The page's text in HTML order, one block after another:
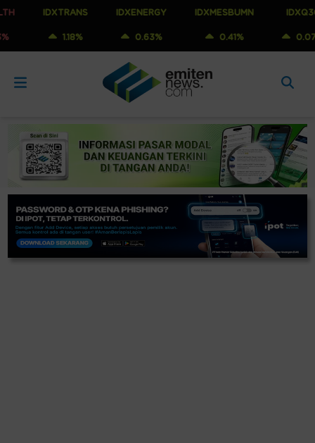
IDXTRANS
1.18%
IDXENERGY
0.63%
IDXMESBUMN
0.41%
IDXQ30
0.07%